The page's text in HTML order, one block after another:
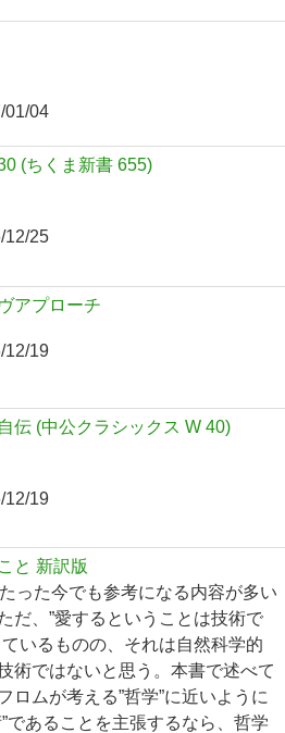
01/04
(ちくま新書 655)
12/25
アプローチ
12/19
伝 (中公クラシックス W 40)
12/19
と 新訳版
った今でも参考になる内容が多い
だ、”愛するということは技術で
ているものの、それは自然科学的
術ではないと思う。本書で述べて
ロムが考える”哲学”に近いように
であることを主張するなら、哲学